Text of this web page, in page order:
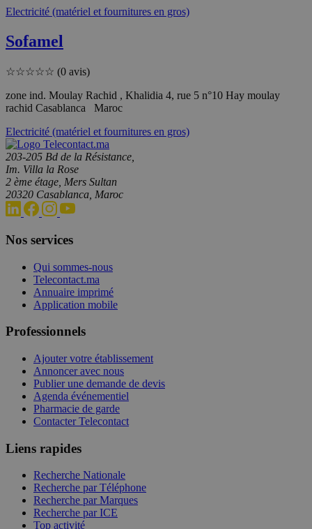
Electricité (matériel et fournitures en gros)
Sofamel
☆☆☆☆☆ (0 avis)
zone ind. Moulay Rachid , Khalidia 4, rue 5 n°10 Hay moulay
rachid Casablanca Maroc
Electricité (matériel et fournitures en gros)
203-205 Bd de la Résistance,
Im. Villa la Rose
2 ème étage, Mers Sultan
20320 Casablanca, Maroc
Nos services
Qui sommes-nous
Telecontact.ma
Annuaire imprimé
Application mobile
Professionnels
Ajouter votre établissement
Annoncer avec nous
Publier une demande de devis
Agenda événementiel
Pharmacie de garde
Contacter Telecontact
Liens rapides
Recherche Nationale
Recherche par Téléphone
Recherche par Marques
Recherche par ICE
Top activité